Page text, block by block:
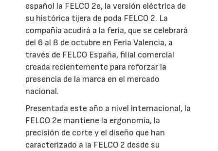
español la FELCO 2e, la versión eléctrica de
su histórica tijera de poda FELCO 2. La
compañía acudirá a la feria, que se celebrará
del 6 al 8 de octubre en Feria Valencia, a
través de FELCO España, filial comercial
creada recientemente para reforzar la
presencia de la marca en el mercado
nacional.
Presentada este año a nivel internacional, la
FELCO 2e mantiene la ergonomía, la
precisión de corte y el diseño que han
caracterizado a la FELCO 2 desde su